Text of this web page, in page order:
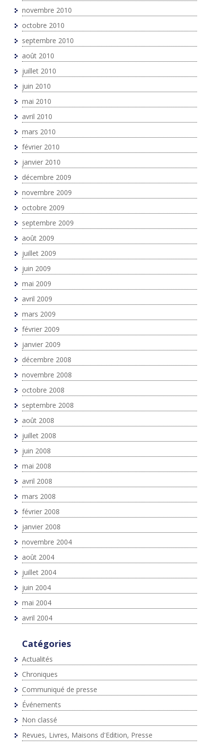
novembre 2010
octobre 2010
septembre 2010
août 2010
juillet 2010
juin 2010
mai 2010
avril 2010
mars 2010
février 2010
janvier 2010
décembre 2009
novembre 2009
octobre 2009
septembre 2009
août 2009
juillet 2009
juin 2009
mai 2009
avril 2009
mars 2009
février 2009
janvier 2009
décembre 2008
novembre 2008
octobre 2008
septembre 2008
août 2008
juillet 2008
juin 2008
mai 2008
avril 2008
mars 2008
février 2008
janvier 2008
novembre 2004
août 2004
juillet 2004
juin 2004
mai 2004
avril 2004
Catégories
Actualités
Chroniques
Communiqué de presse
Événements
Non classé
Revues, Livres, Maisons d'Edition, Presse